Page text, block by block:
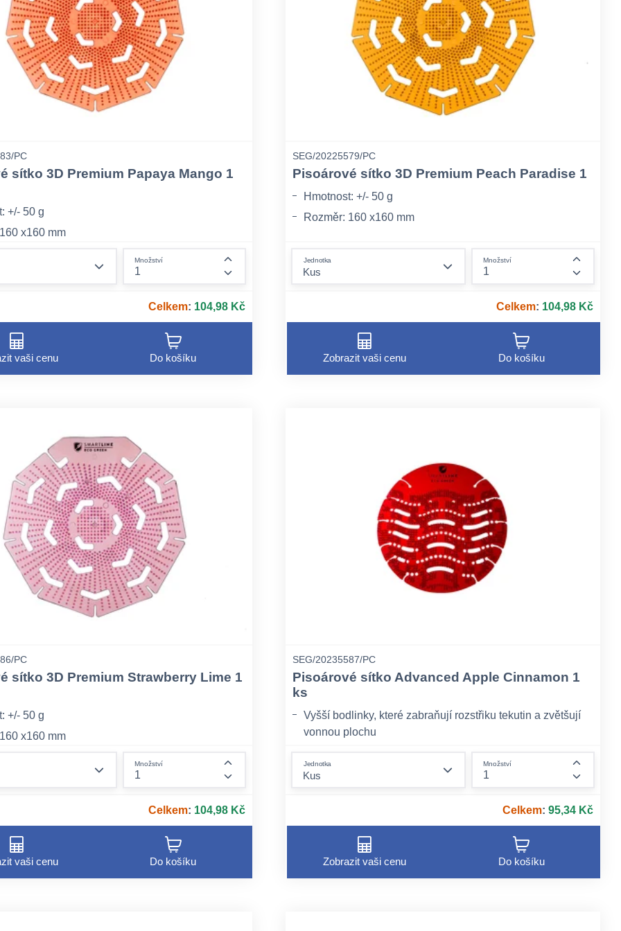
PC
sítko 3D Premium Papaya Mango 1
+/- 50 g
x160 mm
Množství
form.increase-amount
Celkem: 104,98 Kč
vaši cenu Do košíku
SEG/20225579/PC
Pisoárové sítko 3D Premium Peach Paradise 1
Hmotnost: +/- 50 g
Rozměr: 160 x160 mm
Jednotka Množství
Celkem: 104,98 Kč
Zobrazit vaši cenu Do košíku
PC
sítko 3D Premium Strawberry Lime 1
+/- 50 g
x160 mm
Množství
form.increase-amount
Celkem: 104,98 Kč
vaši cenu Do košíku
SEG/20235587/PC
Pisoárové sítko Advanced Apple Cinnamon 1
ks
Vyšší bodlinky, které zabraňují rozstřiku tekutin a zvětšují
vonnou plochu
Text, který spolu s bodlinkami určuje směr umístění do
Jednotka Množství
Celkem: 95,34 Kč
Zobrazit vaši cenu Do košíku